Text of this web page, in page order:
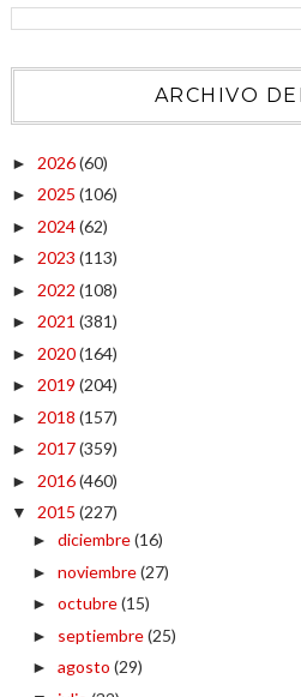
ARCHIVO
► 2026(60)
► 2025 (106)
► 2024(62)
► 2023 (113)
► 2022 (108)
► 2021 (381)
► 2020(164)
► 2019 (204)
► 2018 (157)
► 2017(359)
► 2016(460)
▼ 2015 (227)
► diciembre(16)
► noviembre(27)
► octubre(15)
► septiembre(25)
► agosto (29)